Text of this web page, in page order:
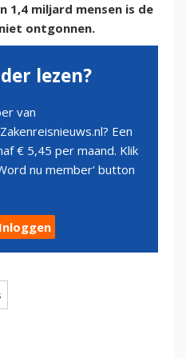
1,4 miljard mensen is de
ontgonnen.
lezen?
van
Een
€ 5,45 per maand. Klik
nu member' button
Inloggen